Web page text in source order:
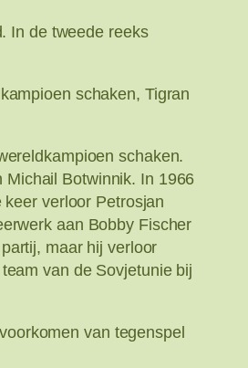
In de tweede reeks
schaken, Tigran
schaken.
Botwinnik. In 1966
verloor Petrosjan
aan Bobby Fischer
maar hij verloor
van de Sovjetunie bij
van tegenspel